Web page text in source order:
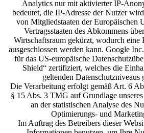
Analytics nur mit aktivierter IP-
bedeutet, die IP-Adresse der Nutzer
von Mitgliedstaaten der Europäischen
Vertragsstaaten des Abkommens
Wirtschaftsraum gekürzt, wodurch eine
ausgeschlossen werden kann. Google
für das US-europäische
Shield“ zertifiziert, welches die
geltenden Datenschutzniveaus
Die Verarbeitung erfolgt gemäß Art. 6
§ 15 Abs. 3 TMG auf Grundlage unseres
an der statistischen Analyse des
Optimierungs- und
Im Auftrag des Betreibers dieser